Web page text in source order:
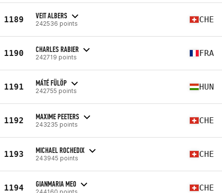
1189 VEIT ALBERS
242536 points CHE
1190 CHARLES RABIER
242719 points FRA
1191 MÁTÉ FÜLÖP
242755 points HUN
1192 MAXIME PEETERS
243235 points CHE
1193 MICHAEL ROCHEDIX
243945 points CHE
1194 GIANMARIA MEO
244160 points CHE